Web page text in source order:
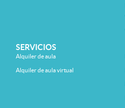
SERVICIOS
Alquiler de aula
Alquiler de aula virtual